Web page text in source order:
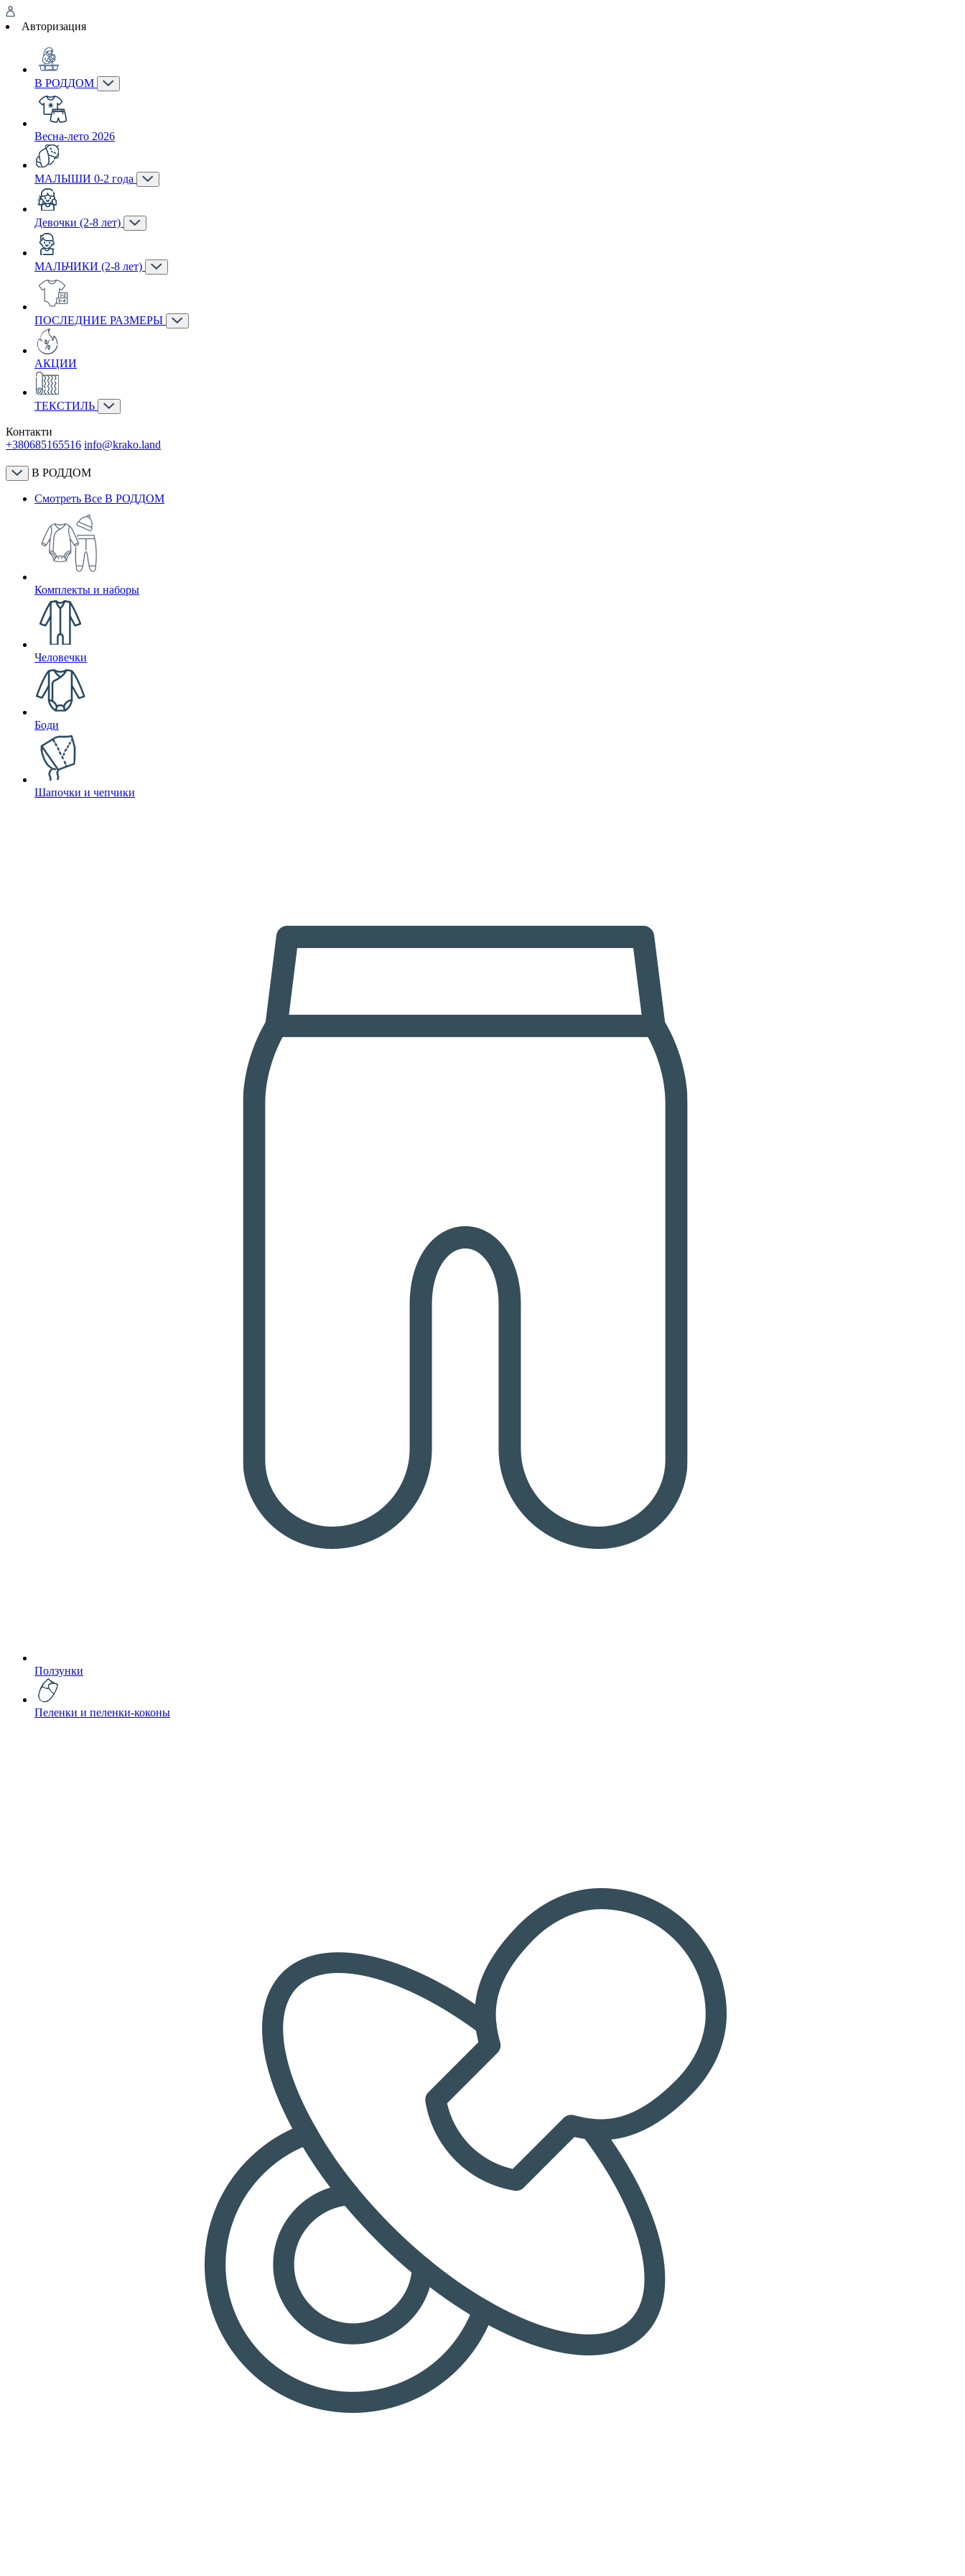
Авторизация
В РОДДОМ
Весна-лето 2026
МАЛЫШИ 0-2 года
Девочки (2-8 лет)
МАЛЬЧИКИ (2-8 лет)
ПОСЛЕДНИЕ РАЗМЕРЫ
АКЦИИ
ТЕКСТИЛЬ
Контакти
+380685165516 info@krako.land
В РОДДОМ
Смотреть Все В РОДДОМ
Комплекты и наборы
Человечки
Боди
Шапочки и чепчики
Ползунки
Пеленки и пеленки-коконы